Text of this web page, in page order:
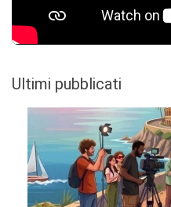
Ultimi pubblicati